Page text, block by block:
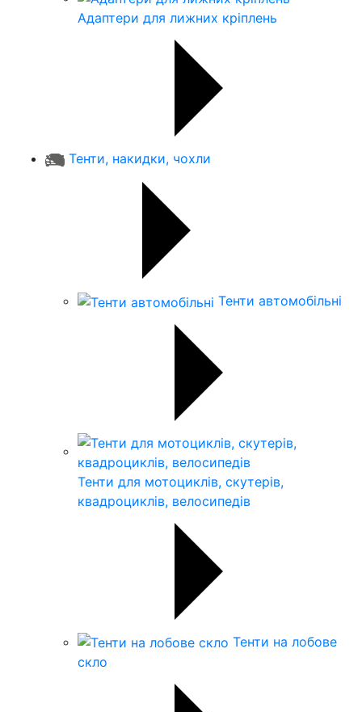
Адаптери для лижних кріплень
Тенти, накидки, чохли
Тенти автомобільні
Тенти для мотоциклів, скутерів,
квадроциклів, велосипедів
Тенти на лобове
скло